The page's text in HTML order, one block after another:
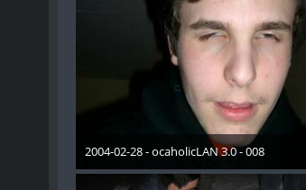
2004-02-28 - ocaholicLAN 3.0 - 008
19. Mai 2015